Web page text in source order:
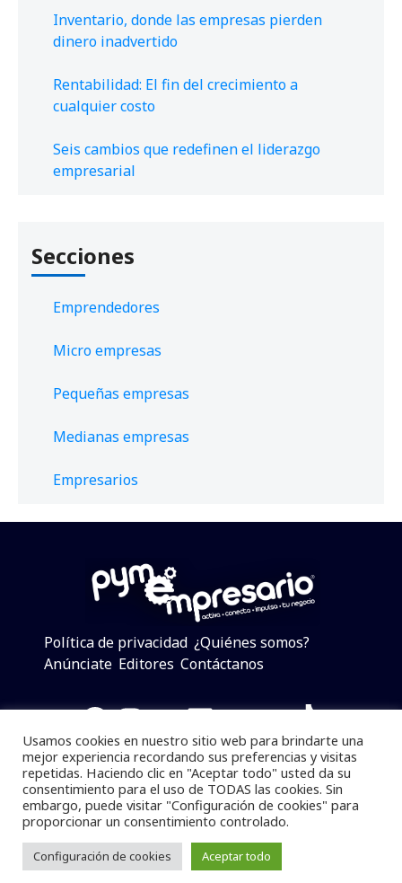
Inventario, donde las empresas pierden
dinero inadvertido
Rentabilidad: El fin del crecimiento a
cualquier costo
Seis cambios que redefinen el liderazgo
empresarial
Secciones
Emprendedores
Micro empresas
Pequeñas empresas
Medianas empresas
Empresarios
Política de privacidad ¿Quiénes somos?
Anúnciate Editores Contáctanos
Facebook
Instagram
Twitter
LinkedIn
Telegram
YouTube
TikTok
Pymempresario © 2025 Todos los derechos reservados.
Se prohibe el uso de la información total o parcial sin
dar referencia a la fuente.
Desarrollado poryalla ya!
Usamos cookies en nuestro sitio web para brindarte una
mejor experiencia recordando sus preferencias y visitas
repetidas. Haciendo clic en "Aceptar todo" usted da su
consentimiento para el uso de TODAS las cookies. Sin
embargo, puede visitar "Configuración de cookies" para
proporcionar un consentimiento controlado.
Configuración de cookies Aceptar todo